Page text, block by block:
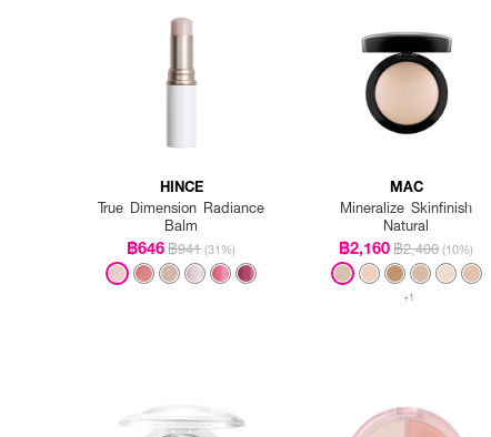
HINCE
True Dimension Radiance
Balm
฿646฿941 (31%)
MAC
Mineralize Skinfinish
Natural
฿2,160฿2,400 (10%)
+1